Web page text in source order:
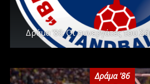
Δράμα ’86: Οι συνεργάτες του
Δράμα '86